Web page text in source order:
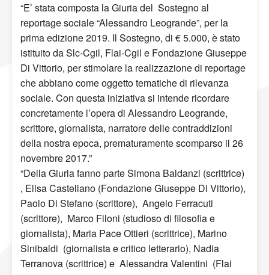
“E’ stata composta la Giuria del Sostegno al
reportage sociale “Alessandro Leogrande”, per la
prima edizione 2019. Il Sostegno, di € 5.000, è stato
istituito da Slc-Cgil, Flai-Cgil e Fondazione Giuseppe
Di Vittorio, per stimolare la realizzazione di reportage
che abbiano come oggetto tematiche di rilevanza
sociale. Con questa iniziativa si intende ricordare
concretamente l’opera di Alessandro Leogrande,
scrittore, giornalista, narratore delle contraddizioni
della nostra epoca, prematuramente scomparso il 26
novembre 2017.”
“Della Giuria fanno parte Simona Baldanzi (scrittrice)
, Elisa Castellano (Fondazione Giuseppe Di Vittorio),
Paolo Di Stefano (scrittore), Angelo Ferracuti
(scrittore), Marco Filoni (studioso di filosofia e
giornalista), Maria Pace Ottieri (scrittrice), Marino
Sinibaldi (giornalista e critico letterario), Nadia
Terranova (scrittrice) e Alessandra Valentini (Flai